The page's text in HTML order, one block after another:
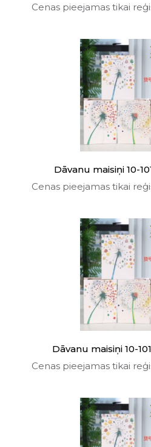
Cenas pieejamas tikai
Dāvanu maisiņi 10-
Cenas pieejamas tikai
Dāvanu maisiņi 10-
Cenas pieejamas tikai